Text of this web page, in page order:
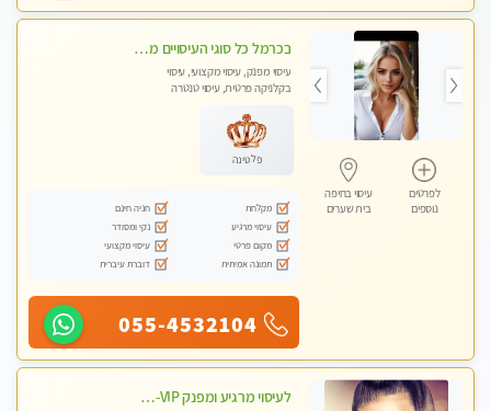
לפרטים
נוספים
עיסוי בחיפה
בית שערים
בכרמל כל סוגי העיסויים מעסה מקצועית ואיכותית פרטי!!!
עיסוי מפנק, עיסוי מקצועי, עיסוי
בקלניקה פרטית, עיסוי טנטרה
פלטינה
מקלחת
חניה חינם
עיסוי מרגיע
נקי ומסודר
מקום פרטי
עיסוי מקצועי
תמונה אמיתית
דוברת עיברית
055-4532104
לעיסוי מרגיע ומפנק VIP-מומלץ לחלוטין! פרטי! ​​​​​​ לקביעת תור נא להתקשר ....